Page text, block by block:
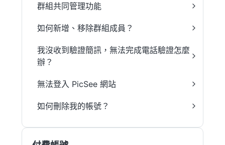
群組共同管理功能
如何新增、移除群組成員？
我沒收到驗證簡訊，無法完成電話驗證怎麼
辦？
無法登入 PicSee 網站
如何刪除我的帳號？